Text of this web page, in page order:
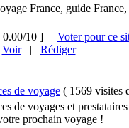
France, guide
: 0.00/10 ] Voter pour ce
Voir| Rédiger
de voyage(1569 visites
de voyages et
prochain voyage !